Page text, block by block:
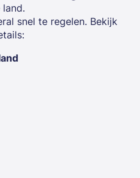
snel te regelen. Bekijk